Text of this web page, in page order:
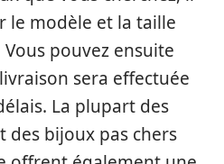
le modèle et la taille
pouvez ensuite
sera effectuée
La plupart des
des bijoux pas chers